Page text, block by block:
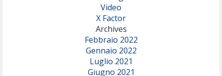
Video
X Factor
Archives
Febbraio 2022
Gennaio 2022
Luglio 2021
Giugno 2021